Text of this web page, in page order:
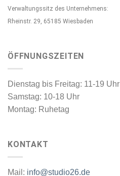
Verwaltungssitz des Unternehmens:
Rheinstr. 29, 65185 Wiesbaden
ÖFFNUNGSZEITEN
Dienstag bis Freitag: 11-19 Uhr
Samstag: 10-18 Uhr
Montag: Ruhetag
KONTAKT
Mail: info@studio26.de